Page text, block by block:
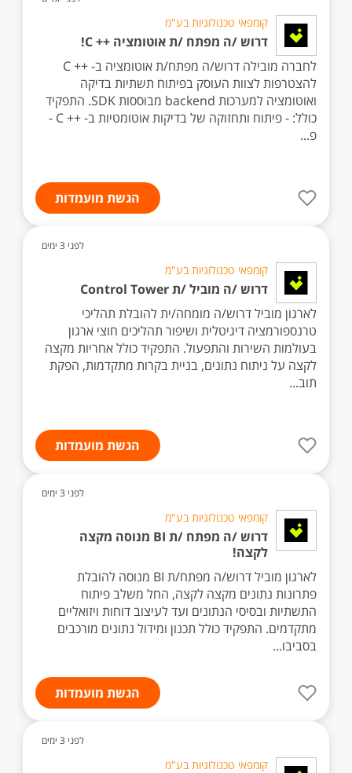
קומפאי טכנולוגיות בע"מ
דרוש /ה מפתח /ת אוטומציה ++ C!
לחברה מובילה דרוש/ה מפתח/ת אוטומציה ב- ++ C
להצטרפות לצוות העוסק בפיתוח תשתיות בדיקה
ואוטומציה למערכות backend מבוססות SDK. התפקיד
כולל: - פיתוח ותחזוקה של בדיקות אוטומטיות ב- ++ C -
פ...
הגשת מועמדות
לפני 3 ימים
קומפאי טכנולוגיות בע"מ
דרוש /ה מוביל /ת Control Tower
לארגון מוביל דרוש/ה מומחה/ית להובלת תהליכי
טרנספורמציה דיגיטלית ושיפור תהליכים חוצי ארגון
בעולמות השירות והתפעול. התפקיד כולל אחריות מקצה
לקצה על ניתוח נתונים, בניית בקרות מתקדמות, הפקת
תוב...
הגשת מועמדות
לפני 3 ימים
קומפאי טכנולוגיות בע"מ
דרוש /ה מפתח /ת BI מנוסה מקצה
לקצה!
לארגון מוביל דרוש/ה מפתח/ת BI מנוסה להובלת
פתרונות נתונים מקצה לקצה, החל משלב פיתוח
התשתיות ובסיסי הנתונים ועד לעיצוב דוחות ויזואליים
מתקדמים. התפקיד כולל תכנון ומידול נתונים מורכבים
בסביבו...
הגשת מועמדות
לפני 3 ימים
קומפאי טכנולוגיות בע"מ